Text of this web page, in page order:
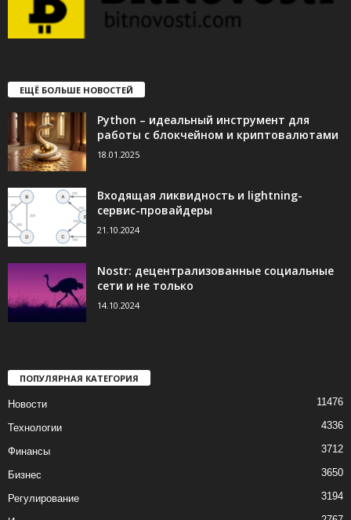
ЕЩЁ БОЛЬШЕ НОВОСТЕЙ
Python – идеальный инструмент для
работы с блокчейном и криптовалютами
18.01.2025
Входящая ликвидность и lightning-
сервис-провайдеры
21.10.2024
Nostr: децентрализованные социальные
сети и не только
14.10.2024
ПОПУЛЯРНАЯ КАТЕГОРИЯ
Новости 11476
Технологии 4336
Финансы 3712
Бизнес 3650
Регулирование 3194